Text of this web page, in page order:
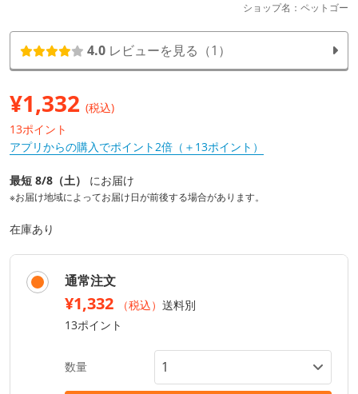
ショップ名：ペットゴー
4.0 レビューを見る（1）
¥1,332 (税込)
13ポイント
アプリからの購入でポイント2倍（＋13ポイント）
最短 8/8（土） にお届け
※お届け地域によってお届け日が前後する場合があります。
在庫あり
通常注文
¥1,332 （税込） 送料別
13ポイント
数量